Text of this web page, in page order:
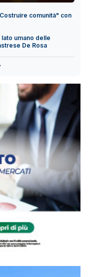
comunità" con
umano delle
De Rosa